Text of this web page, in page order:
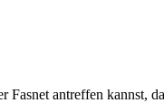
antreffen kannst,